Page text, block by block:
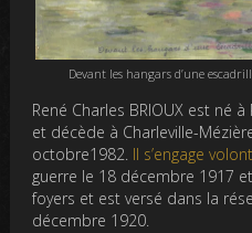
Devant les hangars d’une
René Charles BRIOUX est né
et décède à Charleville-
octobre1982. Il s’engage
guerre le 18 décembre 1917
foyers et est versé dans la
décembre 1920.